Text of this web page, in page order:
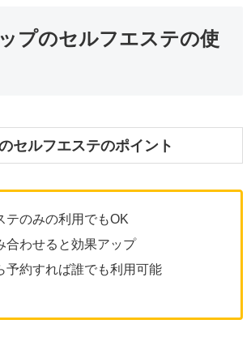
プのセルフエステの使
セルフエステのポイント
テのみの利用でもOK
合わせると効果アップ
予約すれば誰でも利用可能